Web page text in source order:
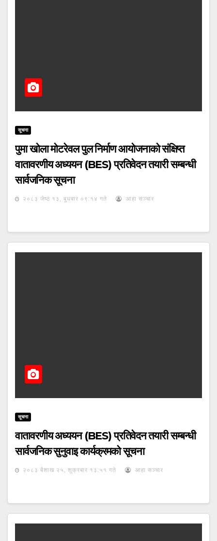
सूचना
पुमा खोला मोटरेवल पुल निर्माण आयोजनाको संक्षिप्त
वातावरणीय अध्ययन (BES) प्रतिवेदन तयारी सम्बन्धी
सार्वजनिक सूचना
२०८३ जेष्ठ १३, बुधबार ०९:१४ गते आहा सञ्चार
सूचना
वातावरणीय अध्ययन (BES) प्रतिवेदन तयारी सम्बन्धी
सार्वजनिक सुनुवाइ कार्यक्रमको सूचना
२०८३ बैशाख २५, शुक्रबार १३:५१ गते आहा सञ्चार